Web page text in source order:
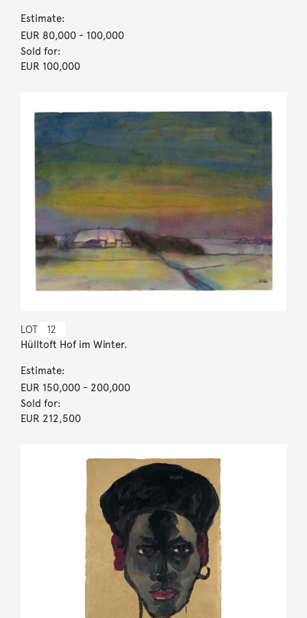
Estimate:
EUR 80,000- 100,000
Sold for:
EUR 100,000
LOT 12
Hülltoft Hof im Winter.
Estimate:
EUR 150,000- 200,000
Sold for:
EUR 212,500